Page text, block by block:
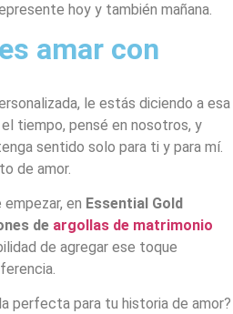
hoy y también mañana.
amar con
le estás diciendo a esa
tiempo, pensé en nosotros, y
sentido solo para ti y para mí.
de amor.
en Essential Gold
de argollas de matrimonio
de agregar ese toque
perfecta para tu historia de amor?